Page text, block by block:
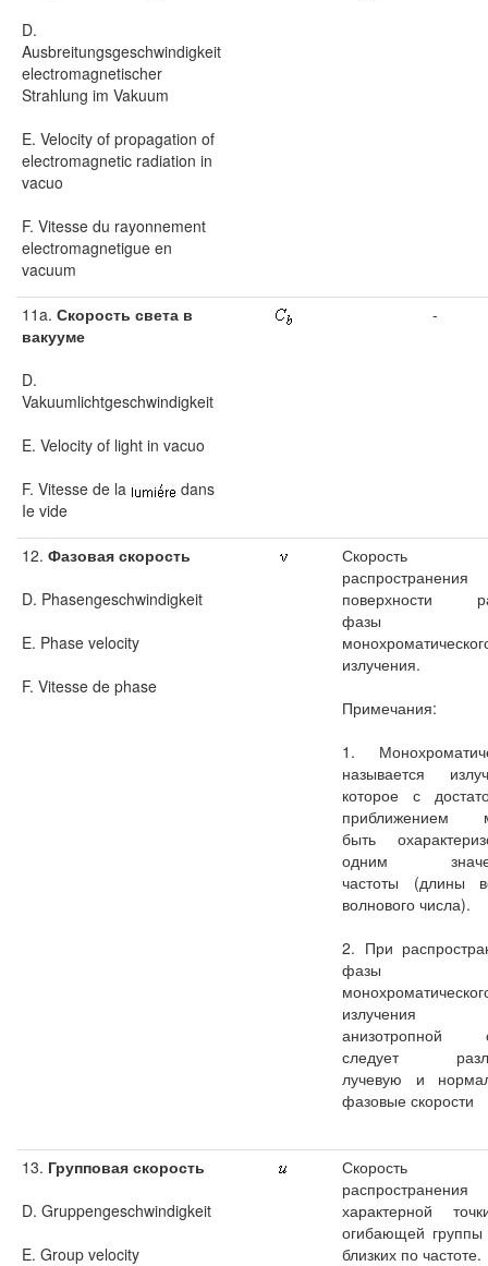
D.
Ausbreitungsgeschwindigkeit
electromagnetischer
Strahlung im Vakuum
E. Velocity of propagation of
electromagnetic radiation in
vacuo
F. Vitesse du rayonnement
electromagnetigue en
vacuum
11a. Скорость света в
вакууме
D.
Vakuumlichtgeschwindigkeit
E. Velocity of light in vacuo
F. Vitesse de la
dans
Ie vide
-
12. Фазовая скорость
D. Phasengeschwindigkeit
E. Phase velocity
F. Vitesse de phase
Скорость
распространения
поверхности
фазы
излучения.
Примечания:
1.
называется
которое с
приближением
быть
одним
частоты (длины
волнового числа).
2. При
фазы
анизотропной
следует
лучевую и
фазовые скорости
13. Групповая скорость
D. Gruppengeschwindigkeit
E. Group velocity
Скорость
распространения
характерной
огибающей группы
близких по частоте.